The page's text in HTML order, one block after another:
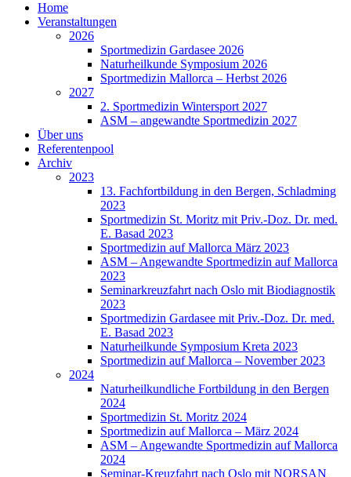
Home
Veranstaltungen
2026
Sportmedizin Gardasee 2026
Naturheilkunde Symposium 2026
Sportmedizin Mallorca – Herbst 2026
2027
2. Sportmedizin Wintersport 2027
ASM – angewandte Sportmedizin 2027
Über uns
Referentenpool
Archiv
2023
13. Fachfortbildung in den Bergen, Schladming
2023
Sportmedizin St. Moritz mit Priv.-Doz. Dr. med.
E. Basad 2023
Sportmedizin auf Mallorca März 2023
ASM – Angewandte Sportmedizin auf Mallorca
2023
Seminarkreuzfahrt nach Oslo mit Biodiagnostik
2023
Sportmedizin Gardasee mit Priv.-Doz. Dr. med.
E. Basad 2023
Naturheilkunde Symposium Kreta 2023
Sportmedizin auf Mallorca – November 2023
2024
Naturheilkundliche Fortbildung in den Bergen
2024
Sportmedizin St. Moritz 2024
Sportmedizin auf Mallorca – März 2024
ASM – Angewandte Sportmedizin auf Mallorca
2024
Seminar-Kreuzfahrt nach Oslo mit NORSAN